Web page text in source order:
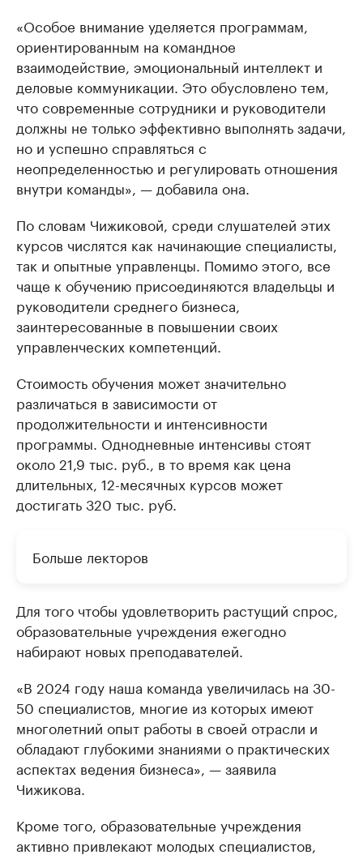
«Особое внимание уделяется программам,
ориентированным на командное
взаимодействие, эмоциональный интеллект и
деловые коммуникации. Это обусловлено тем,
что современные сотрудники и руководители
должны не только эффективно выполнять задачи,
но и успешно справляться с
неопределенностью и регулировать отношения
внутри команды», — добавила она.
По словам Чижиковой, среди слушателей этих
курсов числятся как начинающие специалисты,
так и опытные управленцы. Помимо этого, все
чаще к обучению присоединяются владельцы и
руководители среднего бизнеса,
заинтересованные в повышении своих
управленческих компетенций.
Стоимость обучения может значительно
различаться в зависимости от
продолжительности и интенсивности
программы. Однодневные интенсивы стоят
около 21,9 тыс. руб., в то время как цена
длительных, 12-месячных курсов может
достигать 320 тыс. руб.
Больше лекторов
Для того чтобы удовлетворить растущий спрос,
образовательные учреждения ежегодно
набирают новых преподавателей.
«В 2024 году наша команда увеличилась на 30-
50 специалистов, многие из которых имеют
многолетний опыт работы в своей отрасли и
обладают глубокими знаниями о практических
аспектах ведения бизнеса», — заявила
Чижикова.
Кроме того, образовательные учреждения
активно привлекают молодых специалистов,